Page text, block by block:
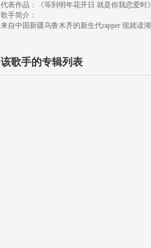
代表作品：《等到明年花开日 就是你我恋爱时》
歌手简介：
来自中国新疆乌鲁木齐的新生代rapper 现就读
该歌手的专辑列表